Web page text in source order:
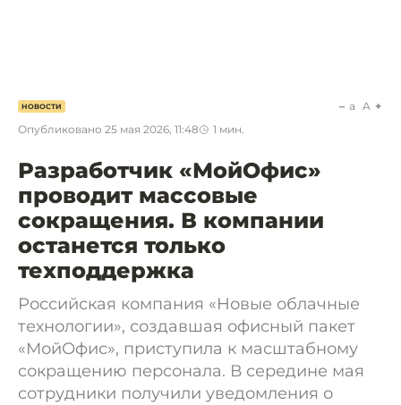
НОВОСТИ
Опубликовано 25 мая 2026, 11:48 1 мин.
a A
Разработчик «МойОфис»
проводит массовые
сокращения. В компании
останется только
техподдержка
Российская компания «Новые облачные
технологии», создавшая офисный пакет
«МойОфис», приступила к масштабному
сокращению персонала. В середине мая
сотрудники получили уведомления о